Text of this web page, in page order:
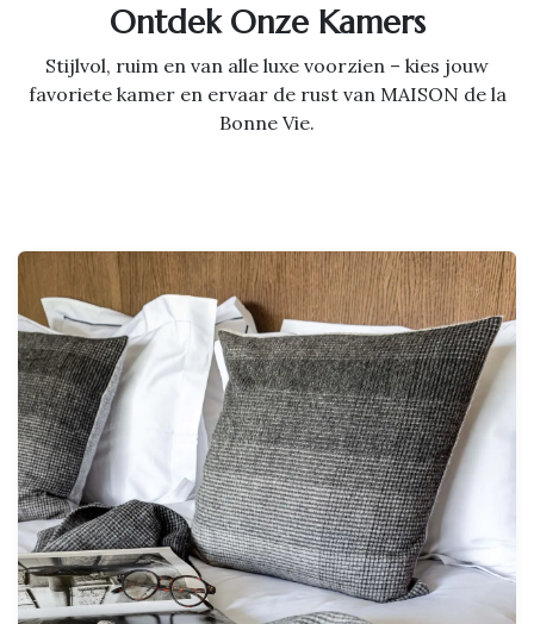
Ontdek Onze Kamers
Stijlvol, ruim en van alle luxe voorzien – kies jouw
favoriete kamer en ervaar de rust van MAISON de la
Bonne Vie.